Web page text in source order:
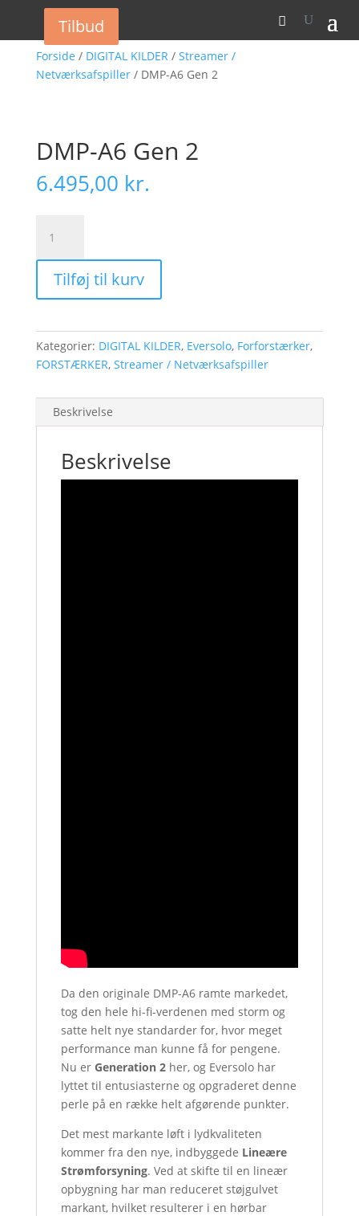
Forside / DIGITAL KILDER/ Streamer /
Netværksafspiller/ DMP-A6 Gen 2
DMP-A6 Gen 2
6.495,00 kr.
Gen
antal
Tilføj til kurv
Kategorier: DIGITAL KILDER, Eversolo, Forforstærker,
FORSTÆRKER, Streamer / Netværksafspiller
Beskrivelse
Beskrivelse
Da den originale DMP-A6 ramte markedet,
tog den hele hi-fi-verdenen med storm og
satte helt nye standarder for, hvor meget
performance man kunne få for pengene.
Nu er Generation 2her, og Eversolo har
lyttet til entusiasterne og opgraderet denne
perle på en række helt afgørende punkter.
Det mest markante løft i lydkvaliteten
kommer fra den nye, indbyggede Lineære
Strømforsyning. Ved at skifte til en lineær
opbygning har man reduceret støjgulvet
markant, hvilket resulterer i en hørbar
Tilbud
Tilbud